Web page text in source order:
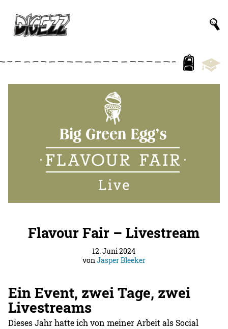
Flavour Fair – Livestream
12. Juni 2024
vonJasper Bleeker
Ein Event, zwei Tage, zwei
Livestreams
Dieses Jahr hatte ich von meiner Arbeit als Social